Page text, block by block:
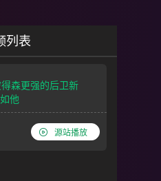
列表
森更强的后卫新
他
源站播放